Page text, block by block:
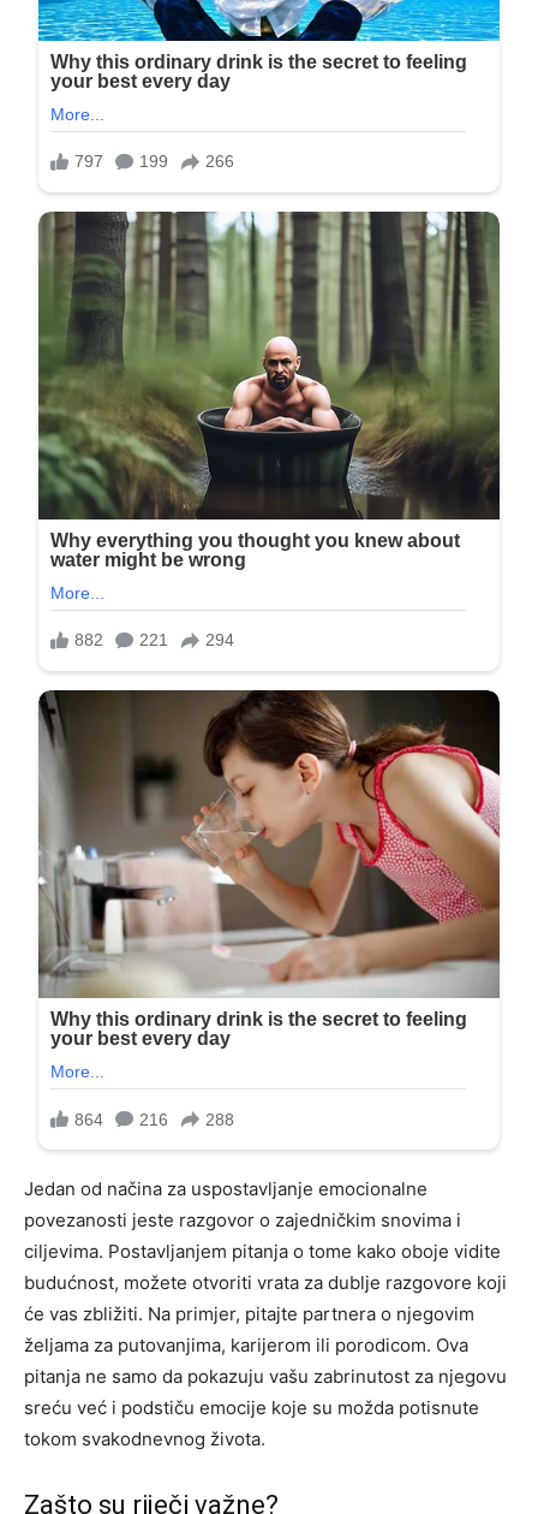
Jedan od načina za uspostavljanje emocionalne
povezanosti jeste razgovor o zajedničkim snovima i
ciljevima. Postavljanjem pitanja o tome kako oboje vidite
budućnost, možete otvoriti vrata za dublje razgovore koji
će vas zbližiti. Na primjer, pitajte partnera o njegovim
željama za putovanjima, karijerom ili porodicom. Ova
pitanja ne samo da pokazuju vašu zabrinutost za njegovu
sreću već i podstiču emocije koje su možda potisnute
tokom svakodnevnog života.
Zašto su riječi važne?